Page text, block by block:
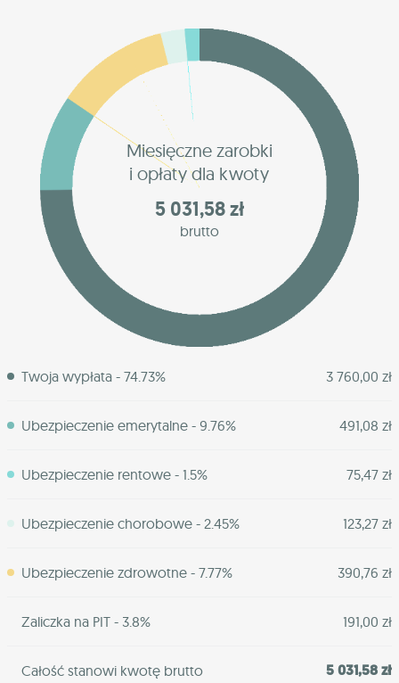
Miesięczne zarobki
i opłaty dla kwoty
5 031,58 zł
brutto
Twoja wypłata - 74.73% 3 760,00 zł
Ubezpieczenie emerytalne - 9.76% 491,08 zł
Ubezpieczenie rentowe - 1.5% 75,47 zł
Ubezpieczenie chorobowe - 2.45% 123,27 zł
Ubezpieczenie zdrowotne - 7.77% 390,76 zł
Zaliczka na PIT - 3.8% 191,00 zł
Całość stanowi kwotę brutto 5 031,58 zł